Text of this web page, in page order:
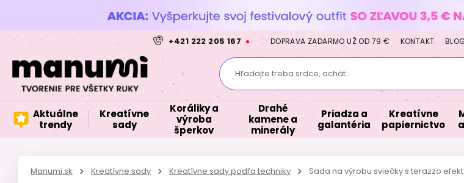
+421 222 205 167 DOPRAVA ZADARMO UŽ OD 79 € KONTAKT
Hľadajte treba srdce, achát...
Aktuálne
trendy
Kreatívne
sady
Koráliky a
výroba
šperkov
Drahé
kamene a
minerály
Priadza a
galantéria
Kreatívne
papiernictvo
Manumi.sk Kreatívne sady Kreatívne sady podľa techniky Sada na výrobu sviečky s terazzo